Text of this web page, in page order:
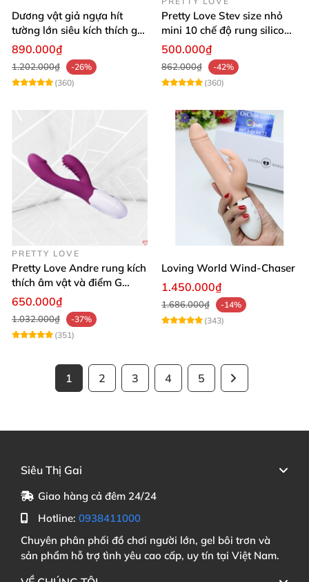
Dương vật giả ngựa hít
tường lớn siêu kích thích gai
nổi
890.000₫
1.202.000₫
-26%
(360)
Pretty Love Stev size nhỏ
mini 10 chế độ rung silicone
mềm
500.000₫
862.000₫
-42%
(360)
PRETTY LOVE
Pretty Love Andre rung kích
thích âm vật và điểm G
mạnh mẽ
650.000₫
1.032.000₫
-37%
(351)
Loving World Wind-Chaser
1.450.000₫
1.686.000₫
-14%
(343)
1 2 3 4 5
Siêu Thị Gai
Giao hàng cả đêm 24/24
Hotline: 0938411000
Chuyên phân phối đồ chơi người lớn, gel bôi trơn và
sản phẩm hỗ trợ tình yêu cao cấp, uy tín tại Việt Nam.